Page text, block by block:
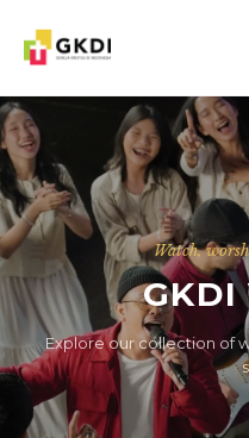
Watch,
GKDI
Explore our collection of